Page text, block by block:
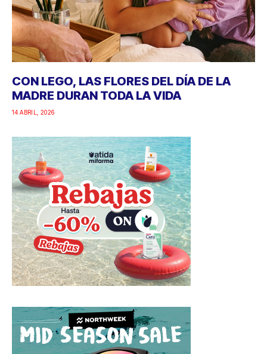
CON LEGO, LAS FLORES DEL DÍA DE LA
MADRE DURAN TODA LA VIDA
14 ABRIL, 2026